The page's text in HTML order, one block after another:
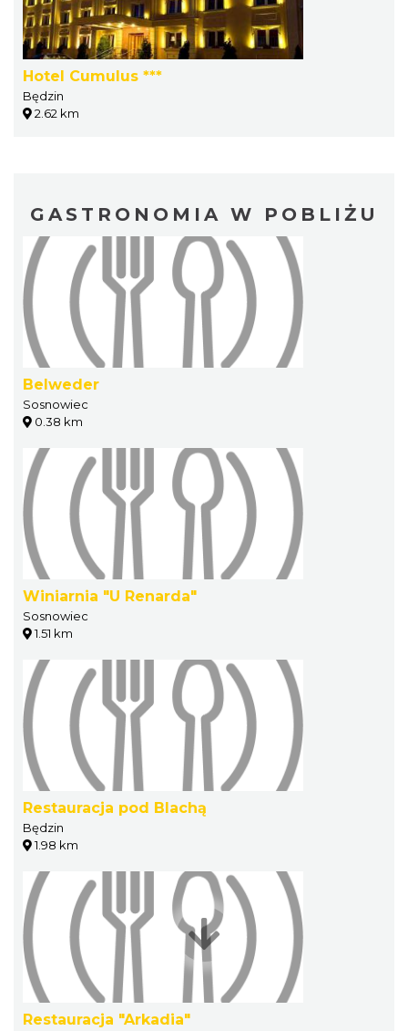
Hotel Cumulus ***
Będzin
2.62 km
GASTRONOMIA W POBLIŻU
Belweder
Sosnowiec
0.38 km
Winiarnia "U Renarda"
Sosnowiec
1.51 km
Restauracja pod Blachą
Będzin
1.98 km
Restauracja "Arkadia"